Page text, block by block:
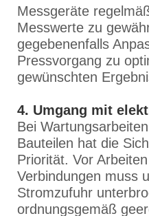
Messgeräte
Messwerte zu
gegebenenfalls
Pressvorgang zu
gewünschten
4. Umgang mit
Bei
Bauteilen hat die
Priorität. Vor
Verbindungen muss
Stromzufuhr
ordnungsgemäß